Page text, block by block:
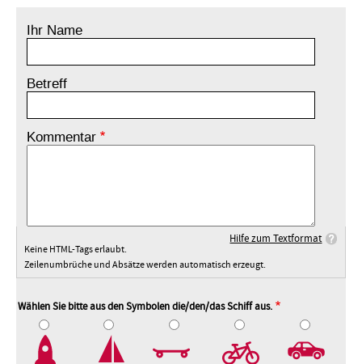
Ihr Name
Betreff
Kommentar
Hilfe zum Textformat
Keine HTML-Tags erlaubt.
Zeilenumbrüche und Absätze werden automatisch erzeugt.
Wählen Sie bitte aus den Symbolen die/den/das Schiff aus.